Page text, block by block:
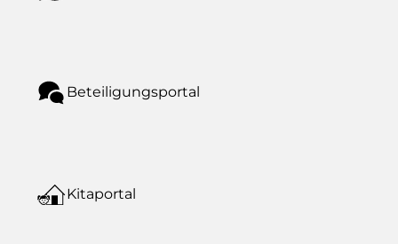
Beteiligungsportal
Kitaportal